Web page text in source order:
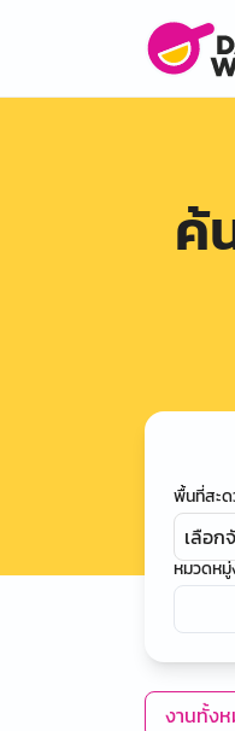
ค้
พื้นที่สะ
เลือก
หมวดหมู่
งานทั้ง